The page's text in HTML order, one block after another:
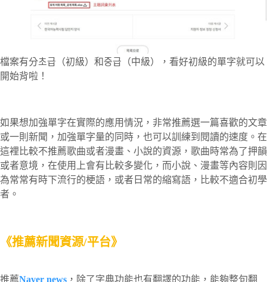
檔案有分초급（初級）和중급（中級），看好初級的單字就可以
開始背啦！
如果想加強單字在實際的應用情況，非常推薦選一篇喜歡的文章
或一則新聞，加強單字量的同時，也可以訓練到閱讀的速度。在
這裡比較不推薦歌曲或者漫畫、小說的資源，歌曲時常為了押韻
或者意境，在使用上會有比較多變化，而小說、漫畫等內容則因
為常常有時下流行的梗語，或者日常的縮寫語，比較不適合初學
者。
《推薦新聞資源/平台》
推薦Naver news ，除了字典功能也有翻譯的功能，能夠整句翻